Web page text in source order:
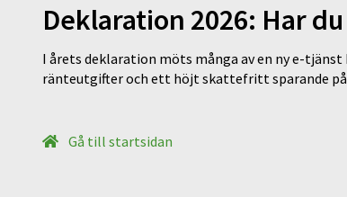
Deklaration 2026: Har
I årets deklaration möts många av en ny e-
ränteutgifter och ett höjt skattefritt sparande
Gå till startsidan